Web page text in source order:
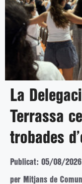
La
Terrassa
trobades
Publicat: 05/08/
per Mitjans de